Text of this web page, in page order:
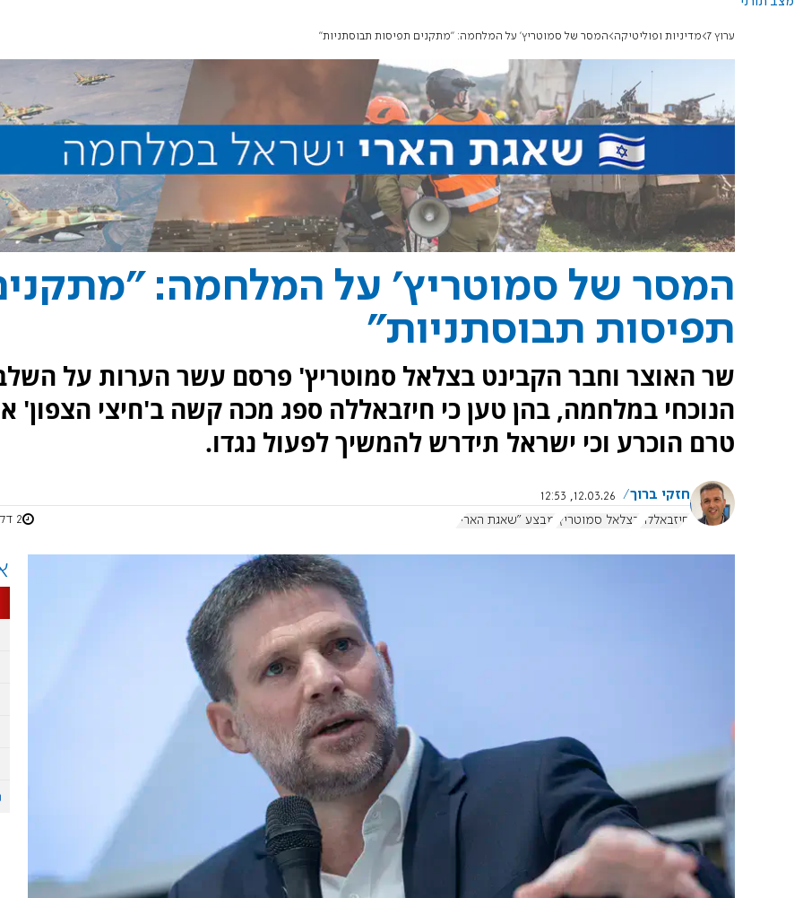
ערוץ 7 מדיניות ופוליטיקה המסר של סמוטריץ' על המלחמה: "מתקנים תפיסות תבוסתניות"
המסר של סמוטריץ' על המלחמה:
תפיסות תבוסתניות"
שר האוצר וחבר הקבינט בצלאל סמוטריץ' פרסם עשר הערות על
הנוכחי במלחמה, בהן טען כי חיזבאללה ספג מכה קשה ב'חיצי הצפון'
טרם הוכרע וכי ישראל תידרש להמשיך לפעול נגדו.
חזקי ברוך
12.03.26, 12:53
חיזבאללה
בצלאל סמוטריץ' מבצע "שאגת הארי" 2 דקות